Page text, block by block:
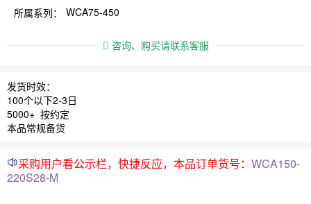
所属系列： WCA75-450
咨询、购买请联系客服
发货时效：
100个以下2-3日
5000+ 按约定
本品常规备货
采购用户看公示栏，快捷反应，本品订单货号： WCA150-
220S28-M